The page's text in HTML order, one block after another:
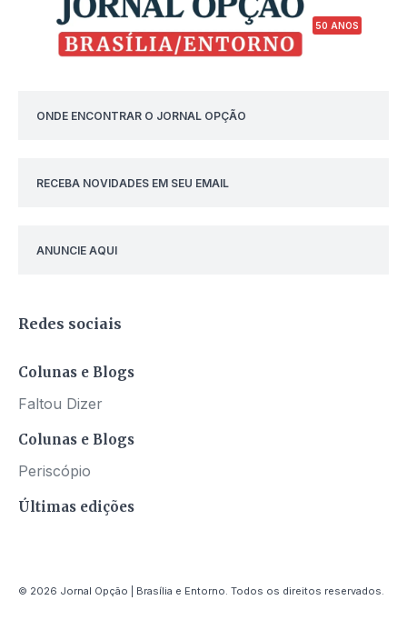
50 ANOS
ONDE ENCONTRAR O JORNAL OPÇÃO
RECEBA NOVIDADES EM SEU EMAIL
ANUNCIE AQUI
Redes sociais
Colunas e Blogs
Faltou Dizer
Colunas e Blogs
Periscópio
Últimas edições
© 2026 Jornal Opção | Brasília e Entorno. Todos os direitos reservados.